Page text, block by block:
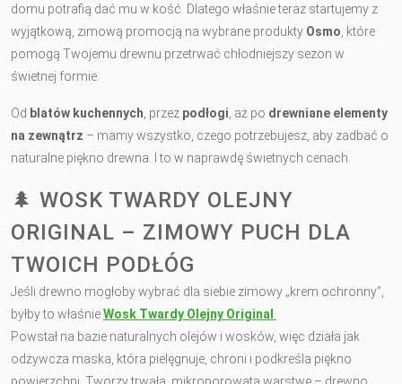
domu potrafią dać mu w kość. Dlatego właśnie teraz startujemy z
wyjątkową, zimową promocją na wybrane produkty Osmo , które
pomogą Twojemu drewnu przetrwać chłodniejszy sezon w
świetnej formie.
Od blatów kuchennych , przez podłogi , aż po drewniane elementy
na zewnątrz – mamy wszystko, czego potrzebujesz, aby zadbać o
naturalne piękno drewna. I to w naprawdę świetnych cenach.
🌲 WOSK TWARDY OLEJNY
ORIGINAL – ZIMOWY PUCH DLA
TWOICH PODŁÓG
Jeśli drewno mogłoby wybrać dla siebie zimowy „krem ochronny”,
byłby to właśnieWosk Twardy Olejny Original
Powstał na bazie naturalnych olejów i wosków, więc działa jak
odżywcza maska, która pielęgnuje, chroni i podkreśla piękno
powierzchni. Tworzy trwałą, mikroporowatą warstwę – drewno